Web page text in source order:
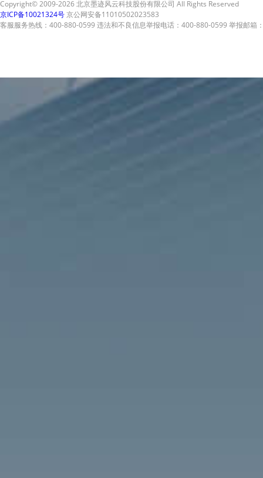
Copyright© 2009-2026 北京墨迹风云科技股份有限公司 All Rights Reserved
京ICP备10021324号京公网安备11010502023583
客服服务热线：400-880-0599 违法和不良信息举报电话：400-880-0599 举报邮箱